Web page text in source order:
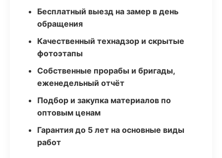
Бесплатный выезд на замер в день
обращения
Качественный технадзор и скрытые
фотоэтапы
Собственные прорабы и бригады,
еженедельный отчёт
Подбор и закупка материалов по
оптовым ценам
Гарантия до 5 лет на основные виды
работ